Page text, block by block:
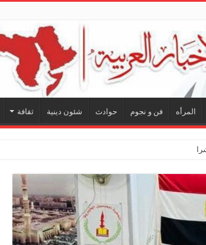
المرأه فن و نجوم حوادث شئون دينية ثقافة
فنية ترسم ملامح